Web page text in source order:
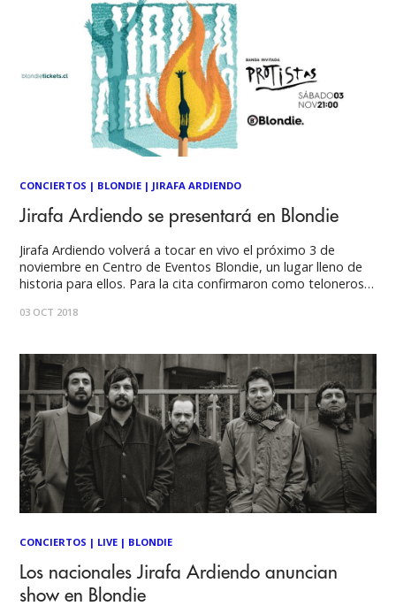
CONCIERTOS | BLONDIE | JIRAFA ARDIENDO
Jirafa Ardiendo se presentará en Blondie
Jirafa Ardiendo volverá a tocar en vivo el próximo 3 de
noviembre en Centro de Eventos Blondie, un lugar lleno de
historia para ellos. Para la cita confirmaron como teloneros a
Álvaro solar y que viene captando la atención de la prensa
03 OCT 2018
CONCIERTOS | LIVE | BLONDIE
Los nacionales Jirafa Ardiendo anuncian
show en Blondie